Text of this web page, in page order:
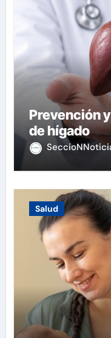
Prevención
de hígado
Salud